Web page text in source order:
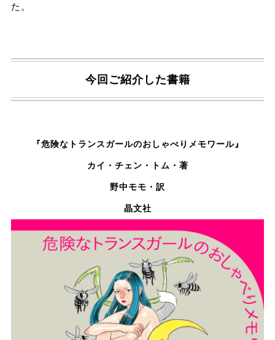
た。
今回ご紹介した書籍
『危険なトランスガールのおしゃべりメモワール』
カイ・チェン・トム ・著
野中モモ・訳
晶文社